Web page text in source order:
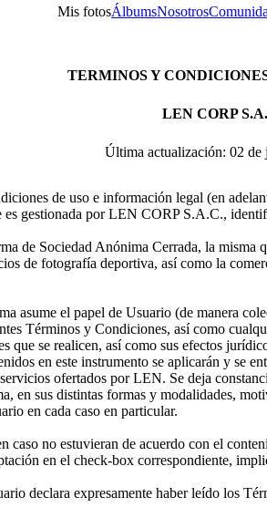
Mis fotosÁlbumsNosotros
TERMINOS Y
LEN CORP
Última actualización: 02 de
de uso e información legal (en
es gestionada por LEN CORP S.A.C.,
de Sociedad Anónima Cerrada, la misma
de fotografía deportiva, así como la
asume el papel de Usuario (de manera
Términos y Condiciones, así como
que se realicen, así como sus efectos
en este instrumento se aplicarán y se
ofertados por LEN. Se deja
en sus distintas formas y modalidades,
en cada caso en particular.
no estuvieran de acuerdo con el
en el check-box correspondiente,
declara expresamente haber leído los